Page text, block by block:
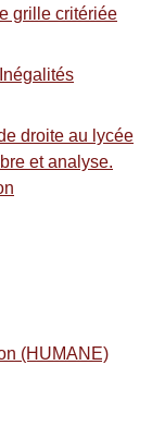
grille critériée
droite au lycée
et analyse.
(HUMANE)